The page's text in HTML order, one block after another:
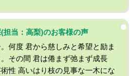
担当：高梨)のお客様の声
何度 君から慈しみと希望と励ま
その間 君は倦まず弛まず成長
性 高いはり枝の見事な一木にな